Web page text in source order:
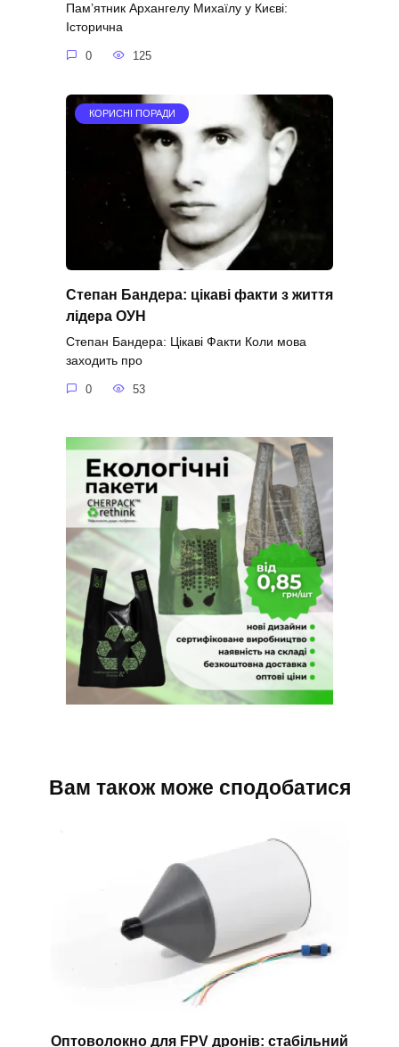
Пам’ятник Архангелу Михаїлу у Києві:
Історична
0 125
КОРИСНІ ПОРАДИ
Степан Бандера: цікаві факти з життя
лідера ОУН
Степан Бандера: Цікаві Факти Коли мова
заходить про
0 53
Вам також може сподобатися
Оптоволокно для FPV дронів: стабільний